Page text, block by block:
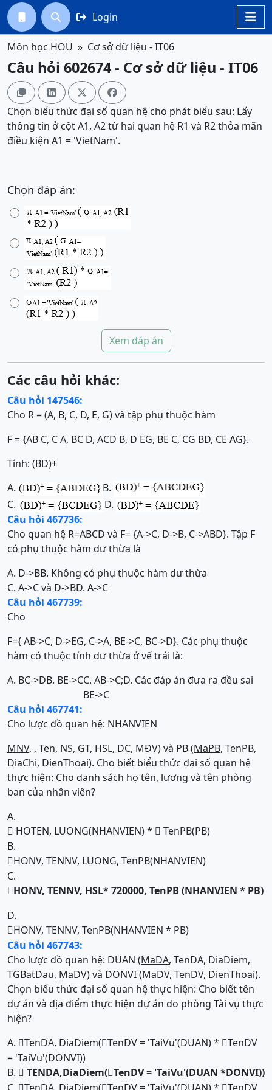

  Login
Môn học HOU Cơ sở dữ liệu - IT06
Câu hỏi 602674 - Cơ sở dữ liệu - IT06
   
Chọn biểu thức đại số quan hệ cho phát biểu sau: Lấy
thông tin ở cột A1, A2 từ hai quan hệ R1 và R2 thỏa mãn
điều kiện A1 = 'VietNam'.
Chọn đáp án:
Xem đáp án
Các câu hỏi khác:
Câu hỏi 147546:
Cho R = (A, B, C, D, E, G) và tập phụ thuộc hàm
F = {AB C, C A, BC D, ACD B, D EG, BE C, CG BD, CE AG}.
Tính: (BD)+
A.
B.
C.
D.
Câu hỏi 467736:
Cho quan hệ R=ABCD và F= {A->C, D->B, C->ABD}. Tập F
có phụ thuộc hàm dư thừa là
A. D->BB. Không có phụ thuộc hàm dư thừa
C. A->C và D->BD. A->C
Câu hỏi 467739:
Cho
F={ AB->C, D->EG, C->A, BE->C, BC->D}. Các phụ thuộc
hàm có thuộc tính dư thừa ở vế trái là:
A. BC->DB. BE->CC. AB->C;
BE->C
D. Các đáp án đưa ra đều sai
Câu hỏi 467741:
Cho lược đồ quan hệ: NHANVIEN
MNV, , Ten, NS, GT, HSL, DC, MĐV) và PB (MaPB, TenPB,
DiaChi, DienThoai). Cho biết biểu thức đại số quan hệ
thực hiện: Cho danh sách họ tên, lương và tên phòng
ban của nhân viên?
A.
 HOTEN, LUONG(NHANVIEN) *  TenPB(PB)
B.
HONV, TENNV, LUONG, TenPB(NHANVIEN)
C.
HONV, TENNV, HSL* 720000, TenPB (NHANVIEN * PB)
D.
HONV, TENNV, TenPB(NHANVIEN * PB)
Câu hỏi 467743:
Cho lược đồ quan hệ: DUAN (MaDA, TenDA, DiaDiem,
TGBatDau, MaDV) và DONVI (MaDV, TenDV, DienThoai).
Chọn biểu thức đại số quan hệ thực hiện: Cho biết tên
dự án và địa điểm thực hiện dự án do phòng Tài vụ thực
hiện?
A. TenDA, DiaDiem(TenDV = 'TaiVu'(DUAN) * TenDV
= 'TaiVu'(DONVI))
B.  TENDA,DiaDiem(TenDV = 'TaiVu'(DUAN *DONVI))
  